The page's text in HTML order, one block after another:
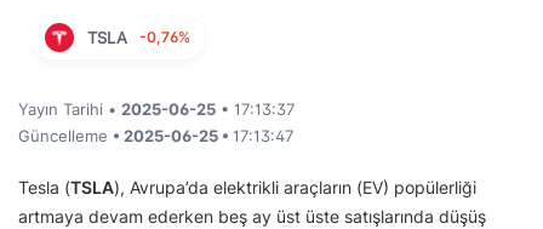
TSLA -0,76%
Yayın Tarihi • 2025-06-25 • 17:13:37
Güncelleme • 2025-06-25 • 17:13:47
Tesla (TSLA), Avrupa’da elektrikli araçların (EV) popülerliği
artmaya devam ederken beş ay üst üste satışlarında düşüş